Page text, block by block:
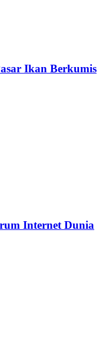
Ikan Berkumis
Internet Dunia